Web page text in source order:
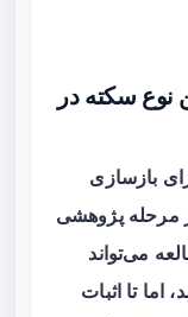
نوع سکته در
بازسازی
مرحله پژوهشی
می‌تواند
اما تا اثبات